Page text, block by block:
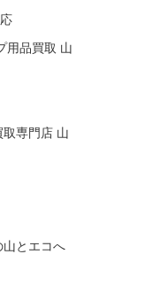
用品買取 山
専門店 山
とエコへ